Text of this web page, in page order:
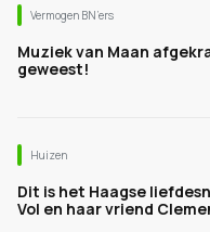
Vermogen BN’ers
Muziek van Maan
geweest!
Huizen
Dit is het Haagse
Vol en haar vriend